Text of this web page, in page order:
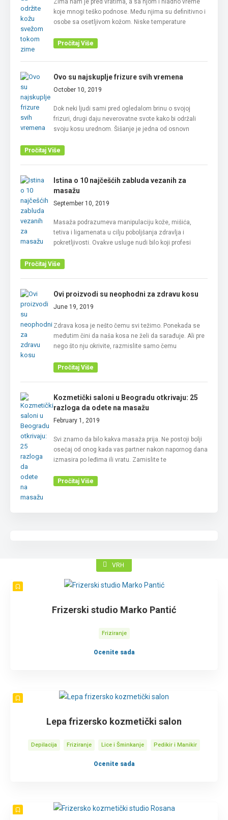
Zima nam je pred vratima, a sa njom i hladno vreme
koje mnogi teško podnose. Među njima su definitivno i
osobe sa osetljivom kožom. Niske temperature
Pročitaj Više
Ovo su najskuplje frizure svih vremena
October 10, 2019
Dok neki ljudi sami pred ogledalom brinu o svojoj
frizuri, drugi daju neverovatne svote kako bi održali
svoju kosu urednom. Šišanje je jedna od osnovn
Pročitaj Više
Istina o 10 najčešćih zabluda vezanih za
masažu
September 10, 2019
Masaža podrazumeva manipulaciju kože, mišića,
tetiva i ligamenata u cilju poboljšanja zdravlja i
pokretljivosti. Ovakve usluge nudi bilo koji profesi
Pročitaj Više
Ovi proizvodi su neophodni za zdravu kosu
June 19, 2019
Zdrava kosa je nešto čemu svi težimo. Ponekada se
međutim čini da naša kosa ne želi da sarađuje. Ali pre
nego što nju okrivite, razmislite samo čemu
Pročitaj Više
Kozmetički saloni u Beogradu otkrivaju: 25
razloga da odete na masažu
February 1, 2019
Svi znamo da bilo kakva masaža prija. Ne postoji bolji
osećaj od onog kada vas partner nakon napornog dana
izmasira po leđima ili vratu. Zamislite te
Pročitaj Više
VRH
Frizerski studio Marko Pantić
Friziranje
Ocenite sada
Lepa frizersko kozmetički salon
Depilacija Friziranje Lice i Šminkanje Pedikir i Manikir
Ocenite sada